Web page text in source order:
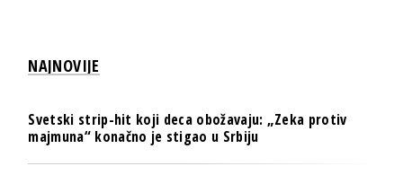
NAJNOVIJE
Svetski strip-hit koji deca obožavaju: „Zeka protiv
majmuna“ konačno je stigao u Srbiju